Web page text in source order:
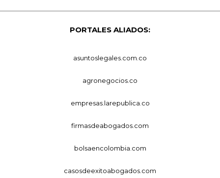
PORTALES ALIADOS:
asuntoslegales.com.co
agronegocios.co
empresas.larepublica.co
firmasdeabogados.com
bolsaencolombia.com
casosdeexitoabogados.com